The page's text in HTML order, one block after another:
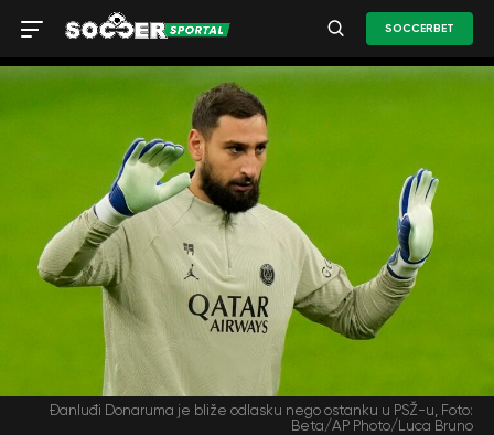
SOCCERBET
Đanluđi Donaruma je bliže odlasku nego ostanku u PSŽ-u, Foto:
Beta/AP Photo/Luca Bruno